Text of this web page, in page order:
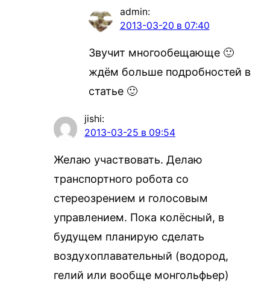
admin:
2013-03-20 в 07:40
Звучит многообещающе 🙂
ждём больше подробностей в
статье 🙂
jishi:
2013-03-25 в 09:54
Желаю участвовать. Делаю
транспортного робота со
стереозрением и голосовым
управлением. Пока колёсный, в
будущем планирую сделать
воздухоплавательный (водород,
гелий или вообще монгольфьер)